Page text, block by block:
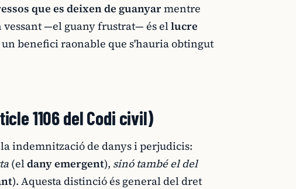
que es deixen de guanyarmentre
vessant —el guany frustrat— és ellucre
un benefici raonable que s'hauria obtingut
1106 del Codi civil)
indemnització de danys i perjudicis:
(eldany emergent), sinó també el del
). Aquesta distinció és general del dret